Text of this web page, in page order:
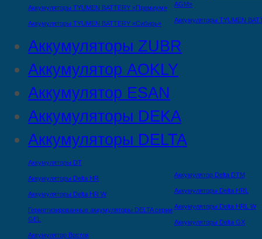
Аккумуляторы TYUMEN BATTERY «Премиум»
Аккумуляторы TYUMEN BATTERY «Сибирь»
AGM»
Аккумуляторы TYUMEN
Аккумуляторы ZUBR
Аккумулятор AOKLY
Аккумулятор ESAN
Аккумуляторы DEKA
Аккумуляторы DELTA
Аккумуляторы DT
Аккумуляторы Delta HR
Аккумуляторы Delta HR W
Герметизированные аккумуляторы DELTA серии
GEL
Аккумулятор Восток
Аккумулятор Delta DTМ
Аккумуляторы Delta HRL
Аккумуляторы Delta HRL W
Аккумуляторы Delta GX